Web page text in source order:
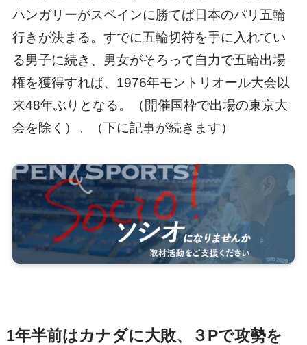
ハンガリーがスペインに勝てば日本のパリ五輪
行きが決まる。すでに五輪切符を手に入れてい
る男子に続き、男女がそろって自力で五輪出場
権を獲得すれば、1976年モントリオール大会以
来48年ぶりとなる。（開催国枠で出場の東京大
会を除く）。（下に記事が続きます）
1年半前はカナダに大敗、３Pで攻勢を